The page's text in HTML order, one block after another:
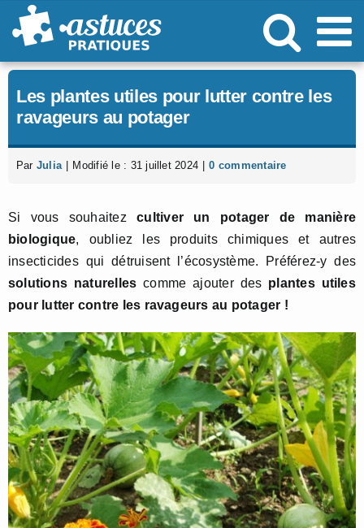
Passer
au
Les plantes utiles pour lutter contre les
ravageurs au potager
Par Julia Modifié le : 31 juillet 2024 0 commentaire
Si vous souhaitezcultiver un potager de manière
biologique, oubliez les produits chimiques et autres
insecticides qui détruisent l’écosystème. Préférez-y des
solutions naturelles comme ajouter des plantes utiles
pour lutter contre les ravageurs au potager !